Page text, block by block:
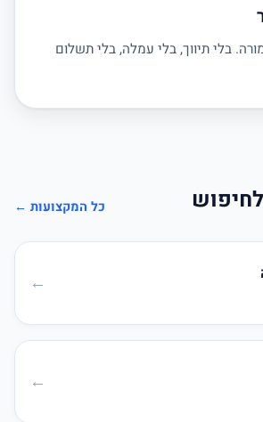
בלי תיווך, בלי עמלה, בלי תשלום
כל המקצועות ←
←
←